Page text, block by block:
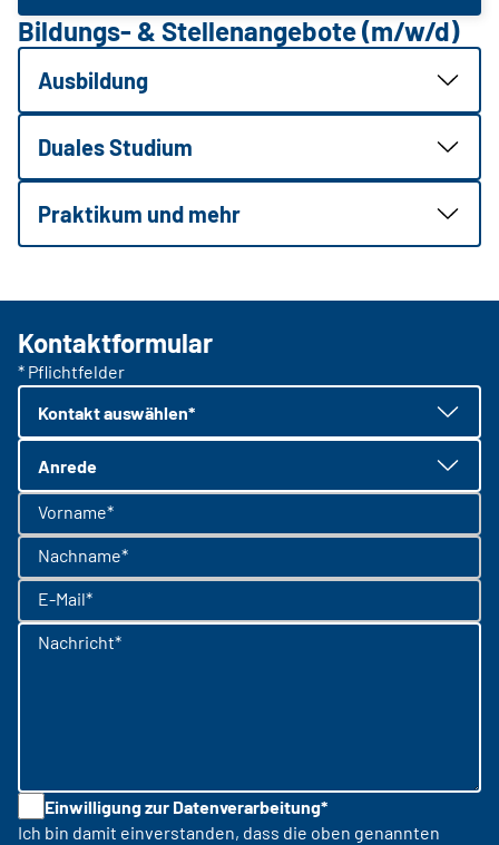
Bildungs- & Stellenangebote (m/w/d)
Ausbildung
Duales Studium
Praktikum und mehr
Kontaktformular
* Pflichtfelder
Kontakt auswählen*
Anrede
Vorname*
Nachname*
E-Mail*
Nachricht*
Einwilligung zur Datenverarbeitung*
Ich bin damit einverstanden, dass die oben genannten